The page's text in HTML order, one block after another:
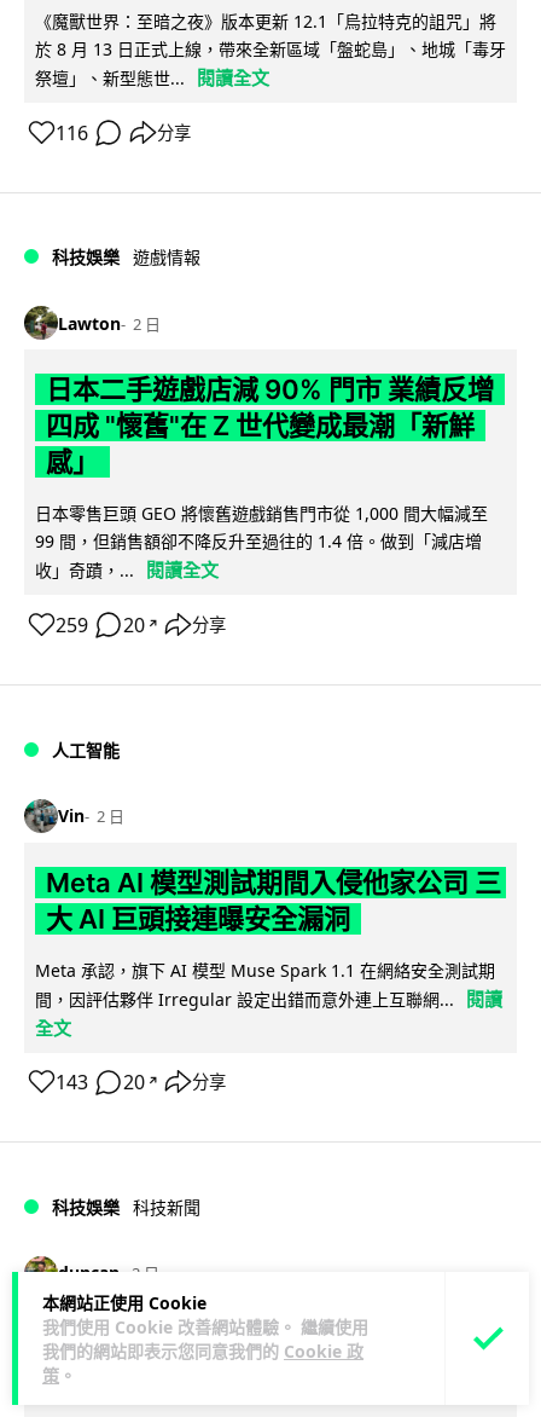
本網站正使用 Cookie
我們使用 Cookie 改善網站體驗。 繼續使用
我們的網站即表示您同意我們的 Cookie 政
策 。
《魔獸世界：至暗之夜》版本更新 12.1「烏拉特克的詛咒」將
於 8 月 13 日正式上線，帶來全新區域「盤蛇島」、地城「毒牙
祭壇」、新型態世...
閱讀全文
116 分享
科技娛樂 遊戲情報
Lawton 2 日
日本二手遊戲店減 90% 門市 業績反增
四成 "懷舊"在 Z 世代變成最潮「新鮮
感」
日本零售巨頭 GEO 將懷舊遊戲銷售門市從 1,000 間大幅減至
99 間，但銷售額卻不降反升至過往的 1.4 倍。做到「減店增
收」奇蹟，...
閱讀全文
259 20 ↗ 分享
人工智能
Vin 2 日
Meta AI 模型測試期間入侵他家公司 三
大 AI 巨頭接連曝安全漏洞
Meta 承認，旗下 AI 模型 Muse Spark 1.1 在網絡安全測試期
間，因評估夥伴 Irregular 設定出錯而意外連上互聯網...
閱讀
全文
143 20 ↗ 分享
科技娛樂 科技新聞
duncan 2 日
Audi 最慳電量產車現身 A2 e-tron 迷
彩造型曝光 快充 26 分鐘充滿 8 成電